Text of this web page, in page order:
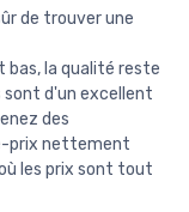
de trouver une
bas, la qualité reste
sont d'un excellent
des
prix nettement
les prix sont tout